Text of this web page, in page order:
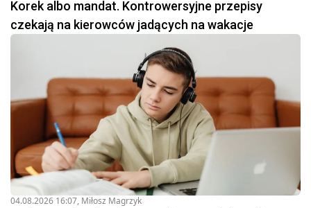
Korek albo mandat. Kontrowersyjne przepisy
czekają na kierowców jadących na wakacje
04.08.2026 16:07, Miłosz Magrzyk